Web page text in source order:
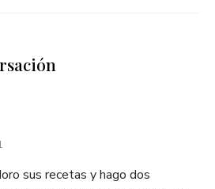
sus recetas y hago dos